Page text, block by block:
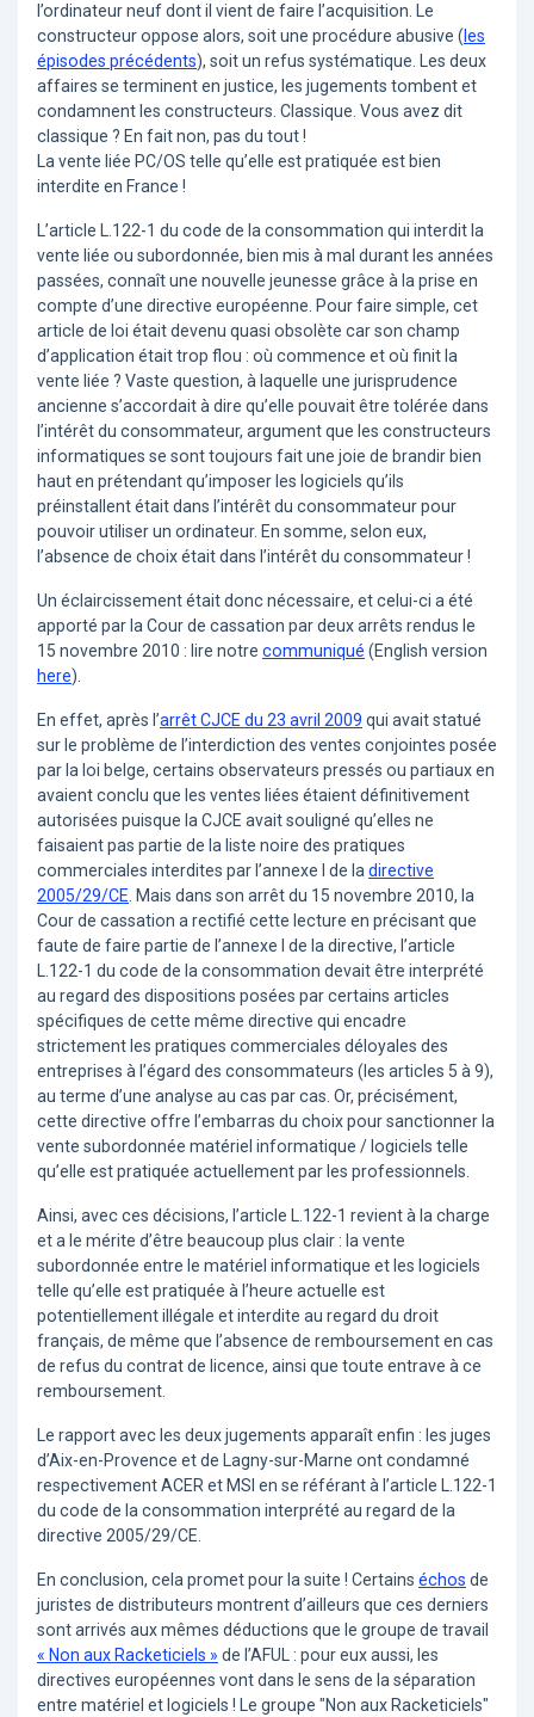
l’ordinateur neuf dont il vient de faire l’acquisition. Le
constructeur oppose alors, soit une procédure abusive ( les
épisodes précédents), soit un refus systématique. Les deux
affaires se terminent en justice, les jugements tombent et
condamnent les constructeurs. Classique. Vous avez dit
classique ? En fait non, pas du tout !
La vente liée PC/OS telle qu’elle est pratiquée est bien
interdite en France !
L’article L.122-1 du code de la consommation qui interdit la
vente liée ou subordonnée, bien mis à mal durant les années
passées, connaît une nouvelle jeunesse grâce à la prise en
compte d’une directive européenne. Pour faire simple, cet
article de loi était devenu quasi obsolète car son champ
d’application était trop flou : où commence et où finit la
vente liée ? Vaste question, à laquelle une jurisprudence
ancienne s’accordait à dire qu’elle pouvait être tolérée dans
l’intérêt du consommateur, argument que les constructeurs
informatiques se sont toujours fait une joie de brandir bien
haut en prétendant qu’imposer les logiciels qu’ils
préinstallent était dans l’intérêt du consommateur pour
pouvoir utiliser un ordinateur. En somme, selon eux,
l’absence de choix était dans l’intérêt du consommateur !
Un éclaircissement était donc nécessaire, et celui-ci a été
apporté par la Cour de cassation par deux arrêts rendus le
15 novembre 2010 : lire notre communiqué (English version
here).
En effet, après l’arrêt CJCE du 23 avril 2009 qui avait statué
sur le problème de l’interdiction des ventes conjointes posée
par la loi belge, certains observateurs pressés ou partiaux en
avaient conclu que les ventes liées étaient définitivement
autorisées puisque la CJCE avait souligné qu’elles ne
faisaient pas partie de la liste noire des pratiques
commerciales interdites par l’annexe I de ladirective
2005/29/CE. Mais dans son arrêt du 15 novembre 2010, la
Cour de cassation a rectifié cette lecture en précisant que
faute de faire partie de l’annexe I de la directive, l’article
L.122-1 du code de la consommation devait être interprété
au regard des dispositions posées par certains articles
spécifiques de cette même directive qui encadre
strictement les pratiques commerciales déloyales des
entreprises à l’égard des consommateurs (les articles 5 à 9),
au terme d’une analyse au cas par cas. Or, précisément,
cette directive offre l’embarras du choix pour sanctionner la
vente subordonnée matériel informatique / logiciels telle
qu’elle est pratiquée actuellement par les professionnels.
Ainsi, avec ces décisions, l’article L.122-1 revient à la charge
et a le mérite d’être beaucoup plus clair : la vente
subordonnée entre le matériel informatique et les logiciels
telle qu’elle est pratiquée à l’heure actuelle est
potentiellement illégale et interdite au regard du droit
français, de même que l’absence de remboursement en cas
de refus du contrat de licence, ainsi que toute entrave à ce
remboursement.
Le rapport avec les deux jugements apparaît enfin : les juges
d’Aix-en-Provence et de Lagny-sur-Marne ont condamné
respectivement ACER et MSI en se référant à l’article L.122-1
du code de la consommation interprété au regard de la
directive 2005/29/CE.
En conclusion, cela promet pour la suite ! Certains échos de
juristes de distributeurs montrent d’ailleurs que ces derniers
sont arrivés aux mêmes déductions que le groupe de travail
« Non aux Racketiciels » de l’AFUL : pour eux aussi, les
directives européennes vont dans le sens de la séparation
entre matériel et logiciels ! Le groupe "Non aux Racketiciels"